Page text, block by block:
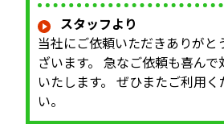
スタッフより
当社にご依頼いただきありがと
ざいます。 急なご依頼も喜んで
いたします。 ぜひまたご利用く
い。